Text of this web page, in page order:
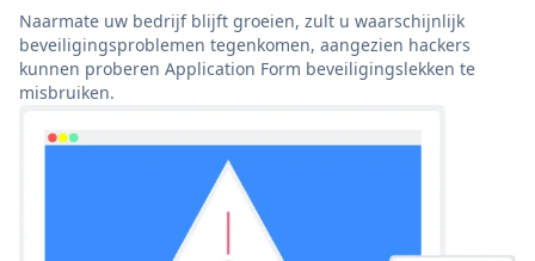
Naarmate uw bedrijf blijft groeien, zult u waarschijnlijk
beveiligingsproblemen tegenkomen, aangezien hackers
kunnen proberen Application Form beveiligingslekken te
misbruiken.